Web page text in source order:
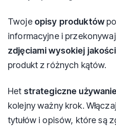
Twoje opisy produktów
informacyjne i
zdjęciami wysokiej jakości
produkt z różnych kątów.
Het strategiczne
kolejny ważny krok.
tytułów i opisów, które są